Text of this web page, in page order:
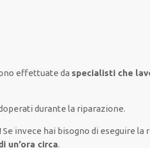
effettuate da specialisti che
durante la riparazione.
Se invece hai bisogno di eseguire la
un’ora circa.